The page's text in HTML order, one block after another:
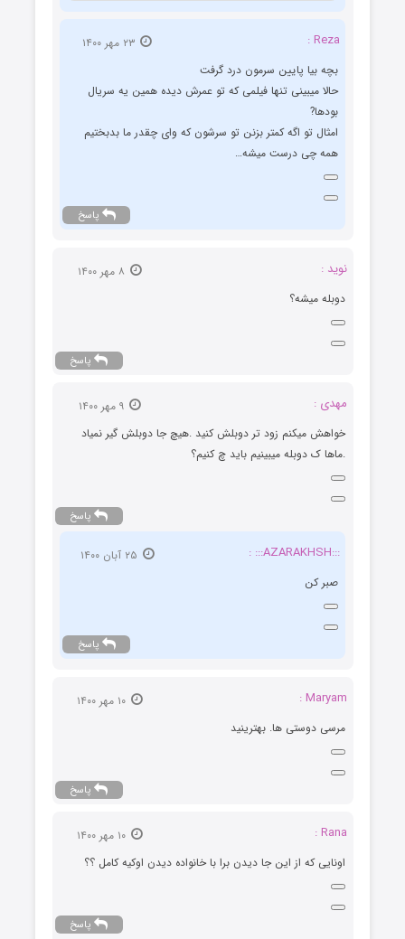
Reza :
بچه بیا پایین سرمون درد گرفت
حالا میبینی تنها فیلمی که تو عمرش دیده همین یه سریال
بودها?
امثال تو اگه کمتر بزنن تو سرشون که وای چقدر ما بدبختیم
همه چی درست میشه…
پاسخ
نوید :
دوبله میشه؟
پاسخ
مهدی :
خواهش میکنم زود تر دوبلش کنید .هیچ جا دوبلش گیر نمیاد
.ماها ک دوبله میبینیم باید چ کنیم؟
پاسخ
:::AZARAKHSH::: :
صبر کن
پاسخ
Maryam :
مرسی دوستی ها. بهترینید
پاسخ
Rana :
اونایی که از این جا دیدن برا با خانواده دیدن اوکیه کامل ؟؟
پاسخ